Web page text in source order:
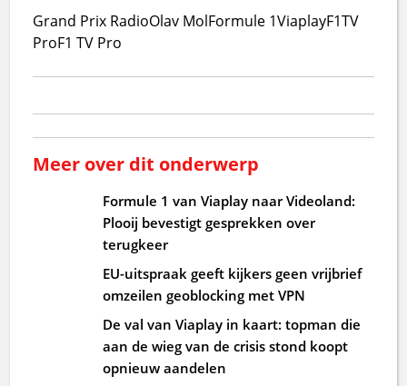
Grand Prix RadioOlav MolFormule 1ViaplayF1TV
ProF1 TV Pro
Meer over dit onderwerp
Formule 1 van Viaplay naar Videoland:
Plooij bevestigt gesprekken over
terugkeer
EU-uitspraak geeft kijkers geen vrijbrief
omzeilen geoblocking met VPN
De val van Viaplay in kaart: topman die
aan de wieg van de crisis stond koopt
opnieuw aandelen